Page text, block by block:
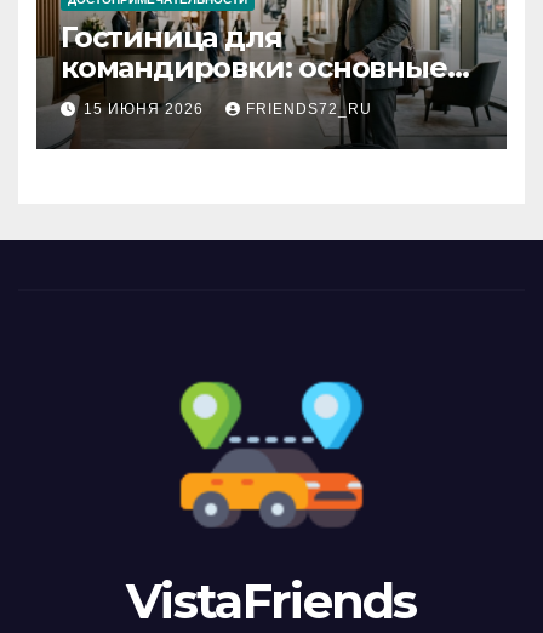
Гостиница для
командировки: основные
критерии выбора
15 ИЮНЯ 2026 FRIENDS72_RU
VistaFriends